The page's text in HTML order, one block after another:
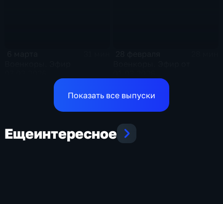
Показать все выпуски
Ещеинтересное